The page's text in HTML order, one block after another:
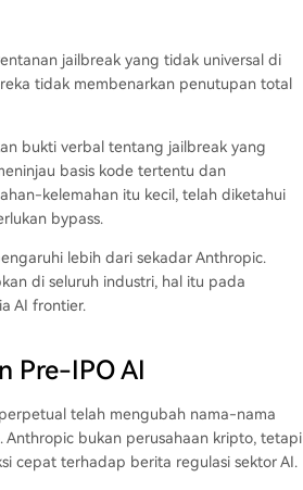
jailbreak yang tidak universal di
tidak membenarkan penutupan total
bukti verbal tentang jailbreak yang
basis kode tertentu dan
kelemahan itu kecil, telah diketahui
bypass.
lebih dari sekadar Anthropic.
di seluruh industri, hal itu pada
AI frontier.
Pre-IPO AI
telah mengubah nama-nama
bukan perusahaan kripto, tetapi
cepat terhadap berita regulasi sektor AI.